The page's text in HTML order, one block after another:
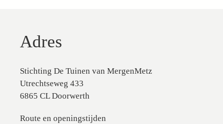
Adres
Stichting De Tuinen van MergenMetz
Utrechtseweg 433
6865 CL Doorwerth
Route en openingstijden